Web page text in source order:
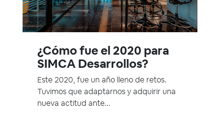
¿Cómo fue el 2020 para
SIMCA Desarrollos?
Este 2020, fue un año lleno de retos.
Tuvimos que adaptarnos y adquirir una
nueva actitud ante...